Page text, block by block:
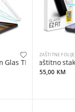
Glas TR EZ Fit Pro
ZAŠTITNE
Zaštitno
55,00 KM